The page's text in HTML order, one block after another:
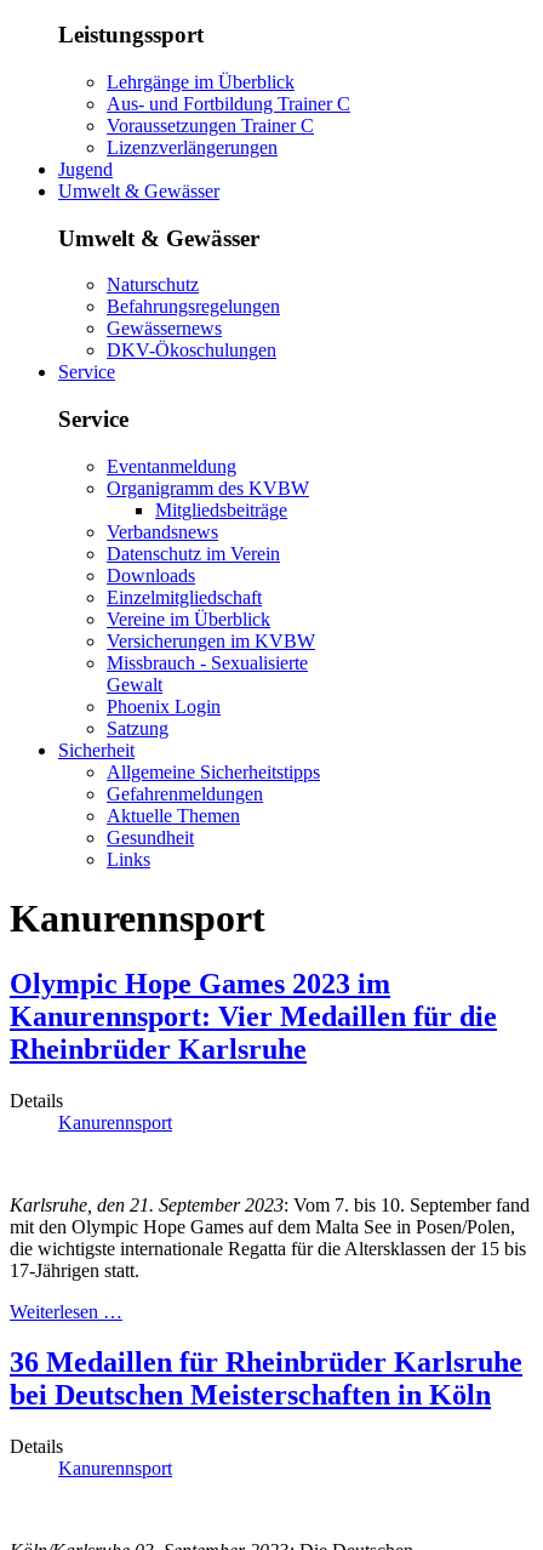
Leistungssport
Lehrgänge im Überblick
Aus- und Fortbildung Trainer C
Voraussetzungen Trainer C
Lizenzverlängerungen
Jugend
Umwelt & Gewässer
Umwelt & Gewässer
Naturschutz
Befahrungsregelungen
Gewässernews
DKV-Ökoschulungen
Service
Service
Eventanmeldung
Organigramm des KVBW
Mitgliedsbeiträge
Verbandsnews
Datenschutz im Verein
Downloads
Einzelmitgliedschaft
Vereine im Überblick
Versicherungen im KVBW
Missbrauch - Sexualisierte
Gewalt
Phoenix Login
Satzung
Sicherheit
Allgemeine Sicherheitstipps
Gefahrenmeldungen
Aktuelle Themen
Gesundheit
Links
Kanurennsport
Olympic Hope Games 2023 im
Kanurennsport: Vier Medaillen für die
Rheinbrüder Karlsruhe
Details
Kanurennsport
Karlsruhe, den 21. September 2023: Vom 7. bis 10. September fand
mit den Olympic Hope Games auf dem Malta See in Posen/Polen,
die wichtigste internationale Regatta für die Altersklassen der 15 bis
17-Jährigen statt.
Weiterlesen …
36 Medaillen für Rheinbrüder Karlsruhe
bei Deutschen Meisterschaften in Köln
Details
Kanurennsport